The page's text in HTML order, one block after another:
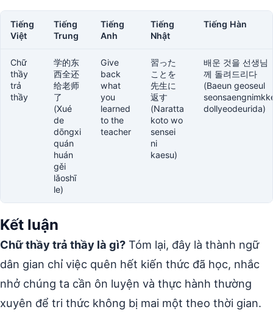
Tiếng
Việt
Tiếng
Trung
Tiếng
Anh
Tiếng
Nhật
Tiếng Hàn
Chữ
thầy
trả
thầy
学的东
西全还
给老师
了
(Xué
de
dōngxi
quán
huán
gěi
lǎoshī
le)
Give
back
what
you
learned
to the
teacher
習った
ことを
先生に
返す
(Naratta
koto wo
sensei
ni
kaesu)
배운 것을 선생님
께 돌려드리다
(Baeun geoseul
dollyeodeurida)
Kết luận
Chữ thầy trả thầy là gì? Tóm lại, đây là thành ngữ
dân gian chỉ việc quên hết kiến thức đã học, nhắc
nhở chúng ta cần ôn luyện và thực hành thường
xuyên để tri thức không bị mai một theo thời gian.